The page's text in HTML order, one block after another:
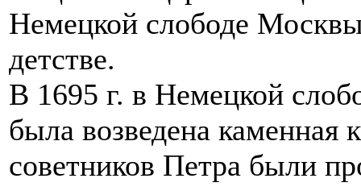
Немецкой слободе
детстве.
В 1695 г. в Немецкой
была возведена
советников Петра были